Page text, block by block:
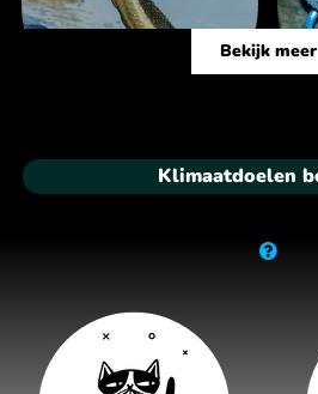
Bekijk meer
Klimaatdoelen